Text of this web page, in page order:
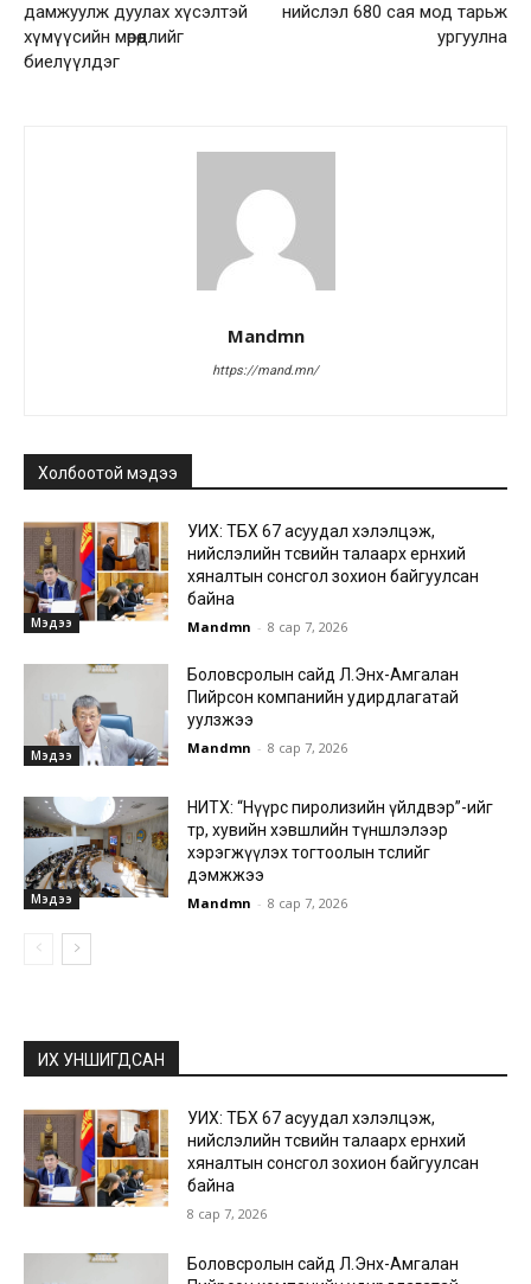
дамжуулж дуулах хүсэлтэй
хүмүүсийн мөрөөдлийг
биелүүлдэг
нийслэл 680 сая мод тарьж
ургуулна
Mandmn
https://mand.mn/
Холбоотой мэдээ
Мэдээ
УИХ: ТБХ 67 асуудал хэлэлцэж,
нийслэлийн төсвийн талаарх ерөнхий
хяналтын сонсгол зохион байгуулсан
байна
Mandmn - 8 сар 7, 2026
Мэдээ
Боловсролын сайд Л.Энх-Амгалан
Пийрсон компанийн удирдлагатай
уулзжээ
Mandmn - 8 сар 7, 2026
Мэдээ
НИТХ: “Нүүрс пиролизийн үйлдвэр”-ийг
төр, хувийн хэвшлийн түншлэлээр
хэрэгжүүлэх тогтоолын төслийг
дэмжжээ
Mandmn - 8 сар 7, 2026
ИХ УНШИГДСАН
УИХ: ТБХ 67 асуудал хэлэлцэж,
нийслэлийн төсвийн талаарх ерөнхий
хяналтын сонсгол зохион байгуулсан
байна
8 сар 7, 2026
Боловсролын сайд Л.Энх-Амгалан